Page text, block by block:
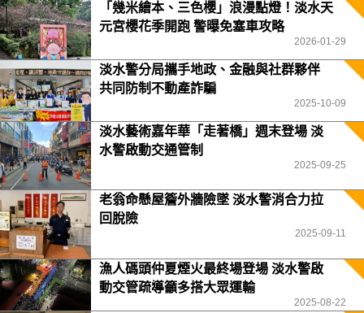
「幾米繪本、三色櫻」浪漫點燈！淡水天
元宮櫻花季開跑 警曝免塞車攻略
2026-01-29
淡水警分局攜手地政、金融與社群夥伴
共同防制不動產詐騙
2025-10-09
淡水藝術嘉年華「走著橋」週末登場 淡
水警啟動交通管制
2025-09-25
老翁命懸屋簷外牆險墜 淡水警消合力拉
回脫險
2025-09-11
漁人碼頭仲夏煙火最終場登場 淡水警啟
動交管疏導籲多搭大眾運輸
2025-08-22